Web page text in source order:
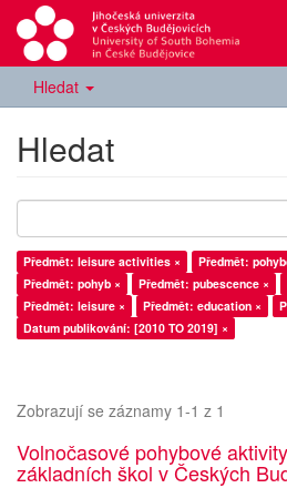
Hledat
Hledat
Předmět: leisure activities ×
Předmět:
Předmět: pohyb ×
Předmět: pubescence ×
Předmět: leisure ×
Předmět: education ×
Datum publikování: [2010 TO 2019] ×
Zobrazují se záznamy 1-1 z 1
Volnočasové pohybové
základních škol v Českých